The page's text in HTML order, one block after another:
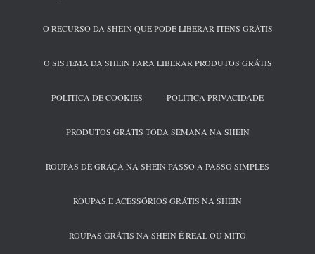
O RECURSO DA SHEIN QUE PODE LIBERAR ITENS GRÁTIS
O SISTEMA DA SHEIN PARA LIBERAR PRODUTOS GRÁTIS
POLÍTICA DE COOKIES POLÍTICA PRIVACIDADE
PRODUTOS GRÁTIS TODA SEMANA NA SHEIN
ROUPAS DE GRAÇA NA SHEIN PASSO A PASSO SIMPLES
ROUPAS E ACESSÓRIOS GRÁTIS NA SHEIN
ROUPAS GRÁTIS NA SHEIN É REAL OU MITO